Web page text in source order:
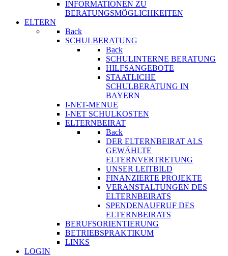
INFORMATIONEN ZU
BERATUNGSMÖGLICHKEITEN
ELTERN
Back
SCHULBERATUNG
Back
SCHULINTERNE BERATUNG
HILFSANGEBOTE
STAATLICHE
SCHULBERATUNG IN
BAYERN
I-NET-MENUE
I-NET SCHULKOSTEN
ELTERNBEIRAT
Back
DER ELTERNBEIRAT ALS
GEWÄHLTE
ELTERNVERTRETUNG
UNSER LEITBILD
FINANZIERTE PROJEKTE
VERANSTALTUNGEN DES
ELTERNBEIRATS
SPENDENAUFRUF DES
ELTERNBEIRATS
BERUFSORIENTIERUNG
BETRIEBSPRAKTIKUM
LINKS
LOGIN